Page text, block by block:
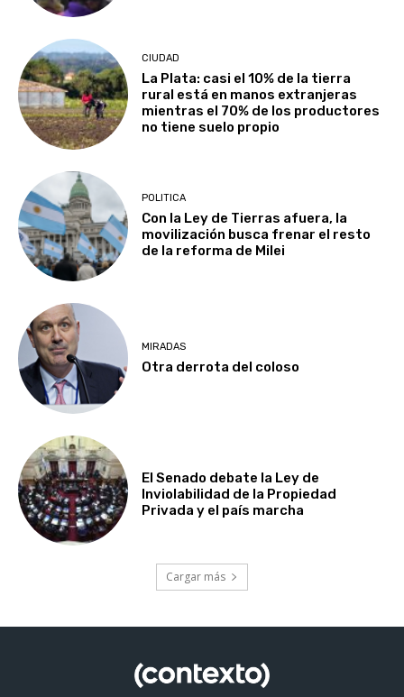
CIUDAD
La Plata: casi el 10% de la tierra
rural está en manos extranjeras
mientras el 70% de los productores
no tiene suelo propio
POLITICA
Con la Ley de Tierras afuera, la
movilización busca frenar el resto
de la reforma de Milei
MIRADAS
Otra derrota del coloso
El Senado debate la Ley de
Inviolabilidad de la Propiedad
Privada y el país marcha
Cargar más